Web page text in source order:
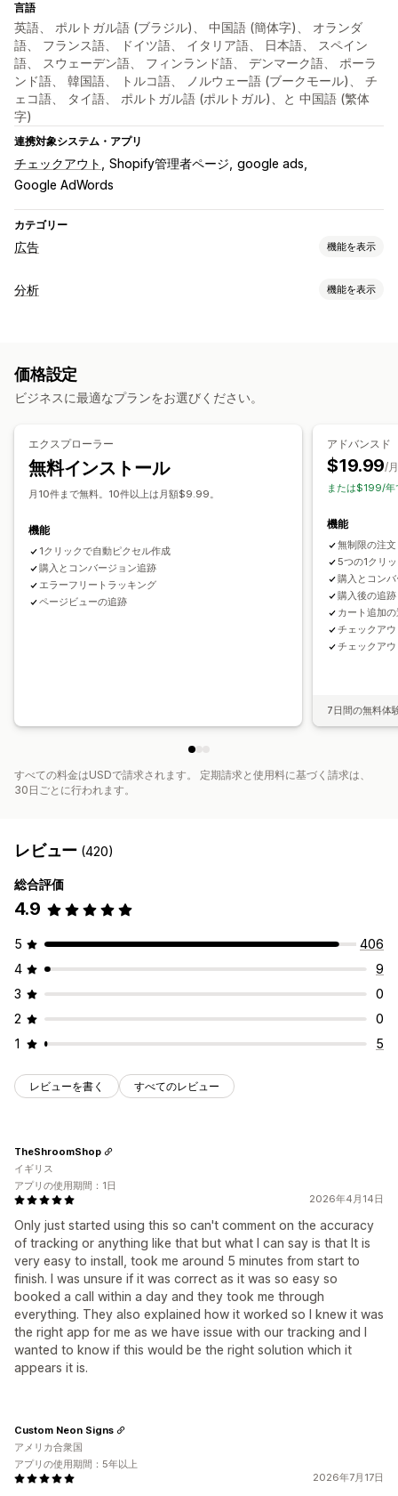
言語
英語、 ポルトガル語 (ブラジル)、 中国語 (簡体字)、 オランダ
語、 フランス語、 ドイツ語、 イタリア語、 日本語、 スペイン
語、 スウェーデン語、 フィンランド語、 デンマーク語、 ポーラ
ンド語、 韓国語、 トルコ語、 ノルウェー語 (ブークモール)、 チ
ェコ語、 タイ語、 ポルトガル語 (ポルトガル)、と 中国語 (繁体
字)
連携対象システム・アプリ
チェックアウト Shopify管理者ページ google ads
Google AdWords
カテゴリー
広告 機能を表示
ターゲティング
ウェブサイト
パフォーマンス分析
コンバージョントラッキング
分析 機能を表示
マーケティングと販売
ビジュアルとレポート
分析ダッシュボード カスタムダッシュボード カスタムレポート
価格設定
ビジネスに最適なプランをお選びください。
エクスプローラー
無料インストール
月10件まで無料。10件以上は月額$9.99。
機能
1クリックで自動ピクセル作成
購入とコンバージョン追跡
エラーフリートラッキング
ページビューの追跡
アドバンスド
$19.99/
または$199/年
機能
無制限の注文
5つの1クリ
購入とコン
購入後の追跡
カート追加
チェックア
チェックア
7日間の無料体
すべての料金はUSDで請求されます。 定期請求と使用料に基づく請求は、
30日ごとに行われます。
レビュー (420)
総合評価
4.9
5
406
4
9
3
0
2
0
1
5
レビューを書く すべてのレビュー
2026年4月14日
Only just started using this so can't comment on the accuracy
of tracking or anything like that but what I can say is that It is
very easy to install, took me around 5 minutes from start to
finish. I was unsure if it was correct as it was so easy so
booked a call within a day and they took me through
everything. They also explained how it worked so I knew it was
the right app for me as we have issue with our tracking and I
wanted to know if this would be the right solution which it
appears it is.
TheShroomShop
イギリス
アプリの使用期間：1日
2026年7月17日
Custom Neon Signs
アメリカ合衆国
アプリの使用期間：5年以上